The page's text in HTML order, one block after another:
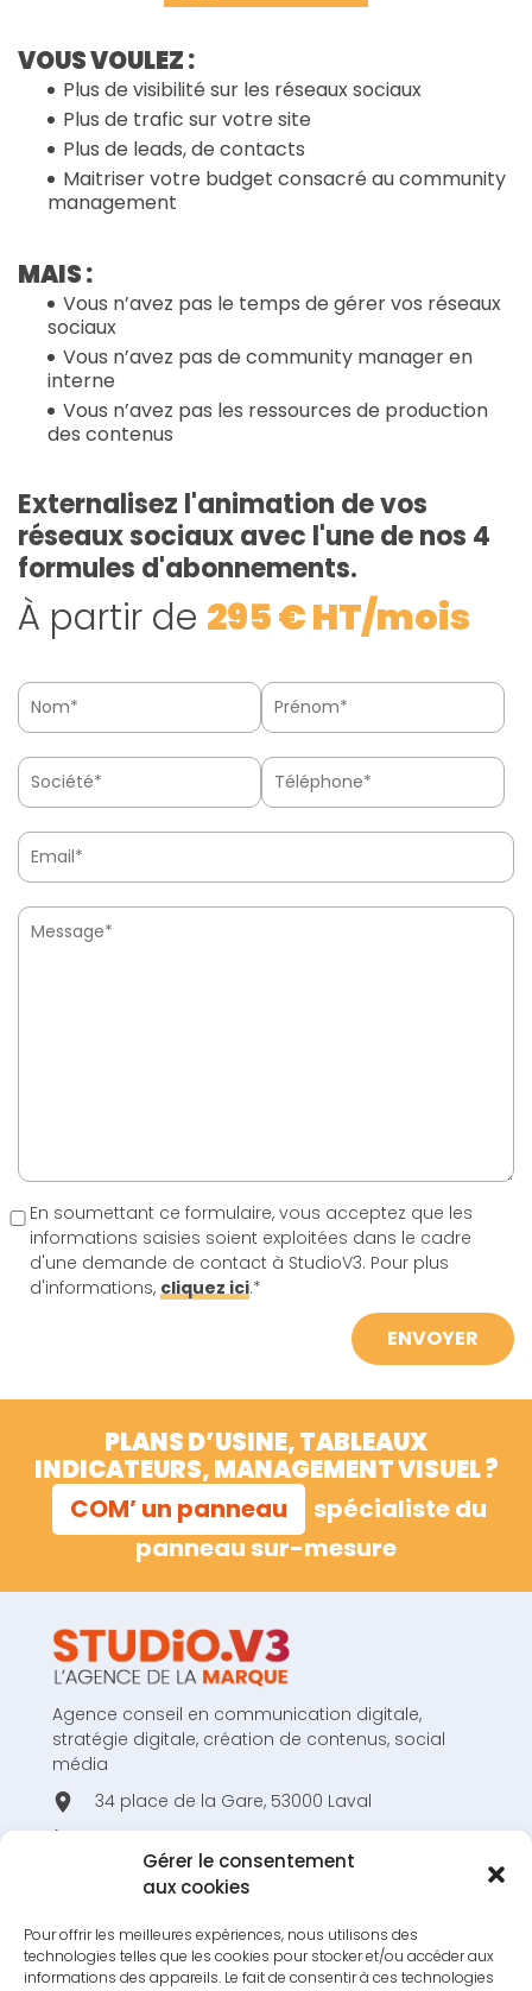
Gérer le consentement
aux cookies
Pour offrir les meilleures expériences, nous utilisons des
technologies telles que les cookies pour stocker et/ou accéder aux
informations des appareils. Le fait de consentir à ces technologies
VOUS VOULEZ :
Plus de visibilité sur les réseaux sociaux
Plus de trafic sur votre site
Plus de leads, de contacts
Maitriser votre budget consacré au community
management
MAIS :
Vous n’avez pas le temps de gérer vos réseaux
sociaux
Vous n’avez pas de community manager en
interne
Vous n’avez pas les ressources de production
des contenus
Externalisez l'animation de vos
réseaux sociaux avec l'une de nos 4
formules d'abonnements.
À partir de 295 € HT/mois
En soumettant ce formulaire, vous acceptez que les
informations saisies soient exploitées dans le cadre
d'une demande de contact à StudioV3. Pour plus
d'informations, cliquez ici.*
PLANS D’USINE, TABLEAUX
INDICATEURS, MANAGEMENT VISUEL ?
COM’ un panneau
spécialiste du
panneau sur-mesure
Agence conseil en communication digitale,
stratégie digitale, création de contenus, social
média
34 place de la Gare, 53000 Laval
hello@studiov3.fr